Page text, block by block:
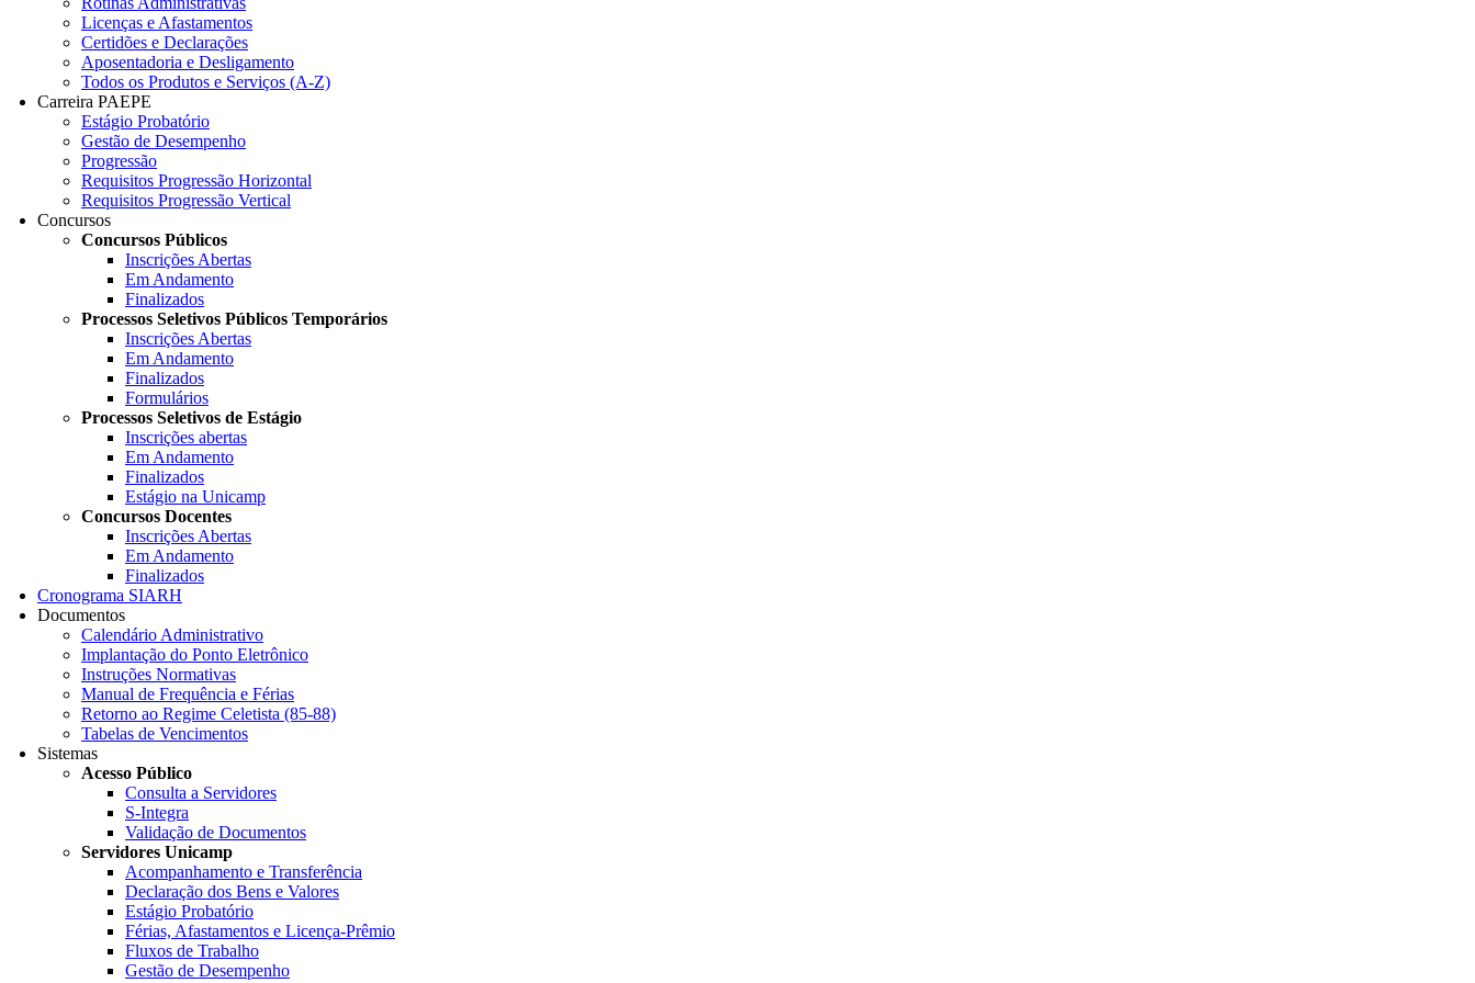
Licenças e Afastamentos
Certidões e Declarações
Aposentadoria e Desligamento
Todos os Produtos e Serviços (A-Z)
Carreira PAEPE
Estágio Probatório
Gestão de Desempenho
Progressão
Requisitos Progressão Horizontal
Requisitos Progressão Vertical
Concursos
Concursos Públicos
Inscrições Abertas
Em Andamento
Finalizados
Processos Seletivos Públicos Temporários
Inscrições Abertas
Em Andamento
Finalizados
Formulários
Processos Seletivos de Estágio
Inscrições abertas
Em Andamento
Finalizados
Estágio na Unicamp
Concursos Docentes
Inscrições Abertas
Em Andamento
Finalizados
Cronograma SIARH
Documentos
Calendário Administrativo
Implantação do Ponto Eletrônico
Instruções Normativas
Manual de Frequência e Férias
Retorno ao Regime Celetista (85-88)
Tabelas de Vencimentos
Sistemas
Acesso Público
Consulta a Servidores
S-Integra
Validação de Documentos
Servidores Unicamp
Acompanhamento e Transferência
Declaração dos Bens e Valores
Estágio Probatório
Férias, Afastamentos e Licença-Prêmio
Fluxos de Trabalho
Gestão de Desempenho